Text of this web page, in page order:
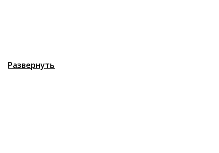
Развернуть